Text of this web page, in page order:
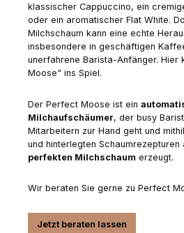
klassischer Cappuccino, ein
oder ein aromatischer Flat White.
Milchschaum kann eine echte
insbesondere in geschäftigen
unerfahrene Barista-Anfänger. Hier
Moose" ins Spiel.
Der Perfect Moose ist ein
Milchaufschäumer, der busy
Mitarbeitern zur Hand geht und
und hinterlegten
perfekten Milchschaum erzeugt.
Wir beraten Sie gerne zu Perfect
Jetzt beraten lassen